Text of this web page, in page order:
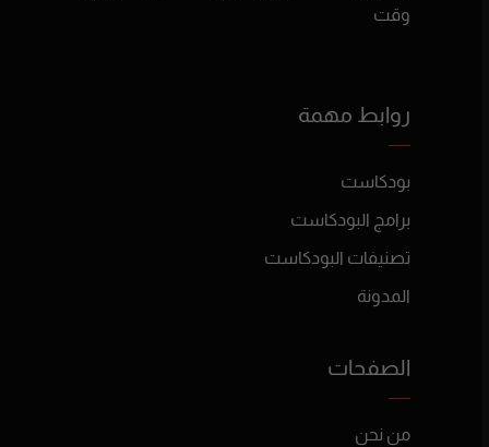
وقت
روابط مهمة
بودكاست
برامج البودكاست
تصنيفات البودكاست
المدونة
الصفحات
من نحن